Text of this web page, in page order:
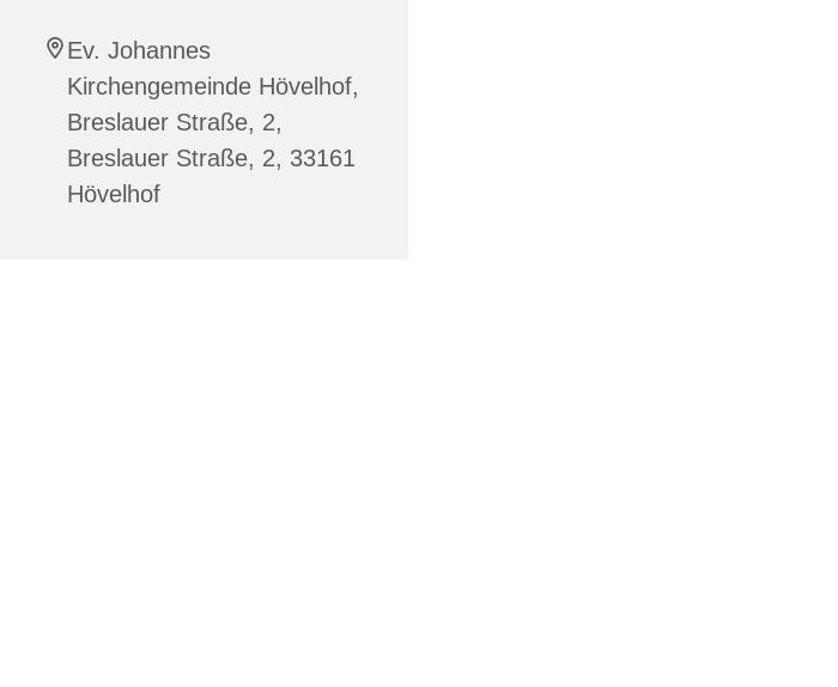
Ev. Johannes
Kirchengemeinde Hövelhof,
Breslauer Straße, 2,
Breslauer Straße, 2, 33161
Hövelhof